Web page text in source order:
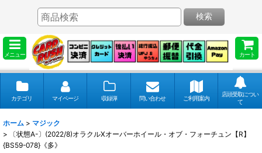
メニュー カート
検索
カテゴリ マイページ 収録弾 問い合わせ ご利用案内
店頭受取につい
て
ホーム > マジック
>
〔状態A-〕(2022/8)オラクルXオーバーホイール・オブ・フォーチュン【R】
{BS59-078}《多》